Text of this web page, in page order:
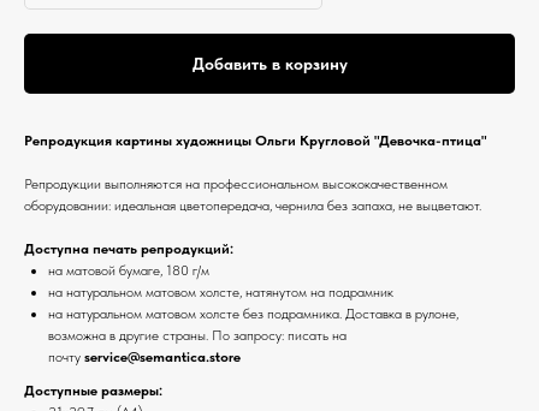
Добавить в корзину
Репродукция картины художницы Ольги Кругловой "Девочка-птица"
Репродукции выполняются на профессиональном высококачественном
оборудовании: идеальная цветопередача, чернила без запаха, не выцветают.
Доступна печать репродукций:
на матовой бумаге, 180 г/м
на натуральном матовом холсте, натянутом на подрамник
на натуральном матовом холсте без подрамника. Доставка в рулоне,
возможна в другие страны. По запросу: писать на
почту service@semantica.store
Доступные размеры: